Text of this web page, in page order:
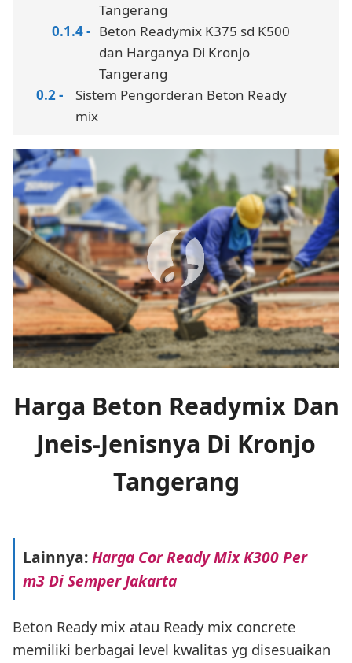
Tangerang
Beton Readymix K375 sd K500
dan Harganya Di Kronjo
Tangerang
Sistem Pengorderan Beton Ready
mix
Harga Beton Readymix Dan
Jneis-Jenisnya Di Kronjo
Tangerang
Lainnya:Harga Cor Ready Mix K300 Per
m3 Di Semper Jakarta
Beton Ready mix atau Ready mix concrete
memiliki berbagai level kwalitas yg disesuaikan